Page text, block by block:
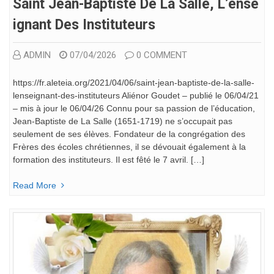
Saint Jean-Baptiste De La Salle, L’ense
Ignant Des Instituteurs
ADMIN 07/04/2026 0 COMMENT
https://fr.aleteia.org/2021/04/06/saint-jean-baptiste-de-la-salle-
lenseignant-des-instituteurs Aliénor Goudet – publié le 06/04/21
– mis à jour le 06/04/26 Connu pour sa passion de l’éducation,
Jean-Baptiste de La Salle (1651-1719) ne s’occupait pas
seulement de ses élèves. Fondateur de la congrégation des
Frères des écoles chrétiennes, il se dévouait également à la
formation des instituteurs. Il est fêté le 7 avril. […]
Read More